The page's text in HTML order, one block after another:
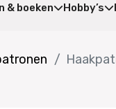
boeken Hobby’s